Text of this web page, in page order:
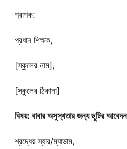
প্রাপক:
প্রধান শিক্ষক,
[স্কুলের নাম],
[স্কুলের ঠিকানা]
বিষয়: বাবার অসুস্থতার জন্য ছুটির আবেদন
শ্রদ্ধেয় স্যার/ম্যাডাম,